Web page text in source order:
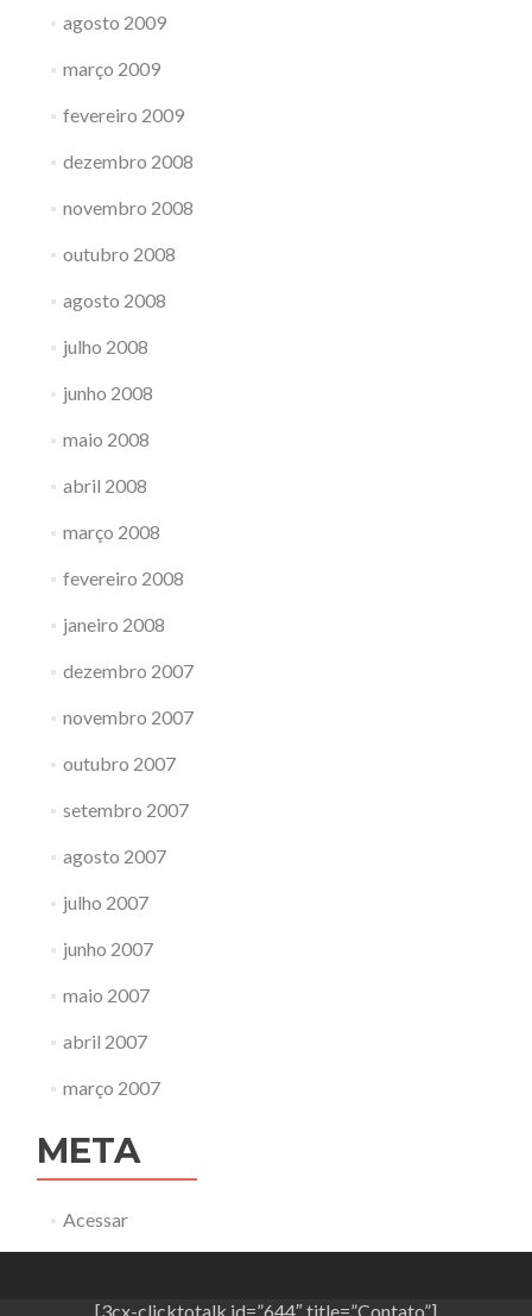
agosto 2009
março 2009
fevereiro 2009
dezembro 2008
novembro 2008
outubro 2008
agosto 2008
julho 2008
junho 2008
maio 2008
abril 2008
março 2008
fevereiro 2008
janeiro 2008
dezembro 2007
novembro 2007
outubro 2007
setembro 2007
agosto 2007
julho 2007
junho 2007
maio 2007
abril 2007
março 2007
META
Acessar
[3cx-clicktotalk id=”644″ title=”Contato”]